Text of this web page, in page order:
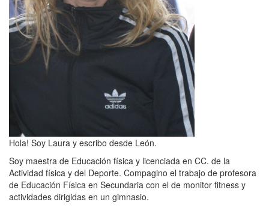
Hola! Soy Laura y escribo desde León.
Soy maestra de Educación física y licenciada en CC. de la
Actividad física y del Deporte. Compagino el trabajo de profesora
de Educación Física en Secundaria con el de monitor fitness y
actividades dirigidas en un gimnasio.